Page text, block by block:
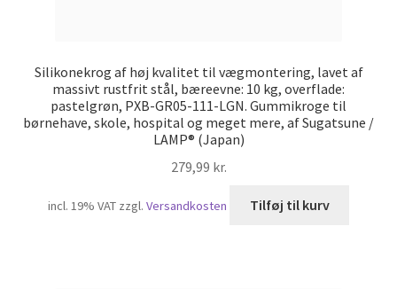
Silikonekrog af høj kvalitet til vægmontering, lavet af
massivt rustfrit stål, bæreevne: 10 kg, overflade:
pastelgrøn, PXB-GR05-111-LGN. Gummikroge til
børnehave, skole, hospital og meget mere, af Sugatsune /
LAMP® (Japan)
279,99 kr.
incl. 19% VAT zzgl. Versandkosten Tilføj til kurv